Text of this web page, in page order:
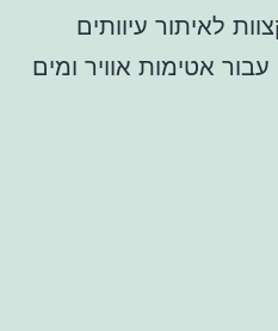
לאיתור עיוותים
אטימות אוויר ומים